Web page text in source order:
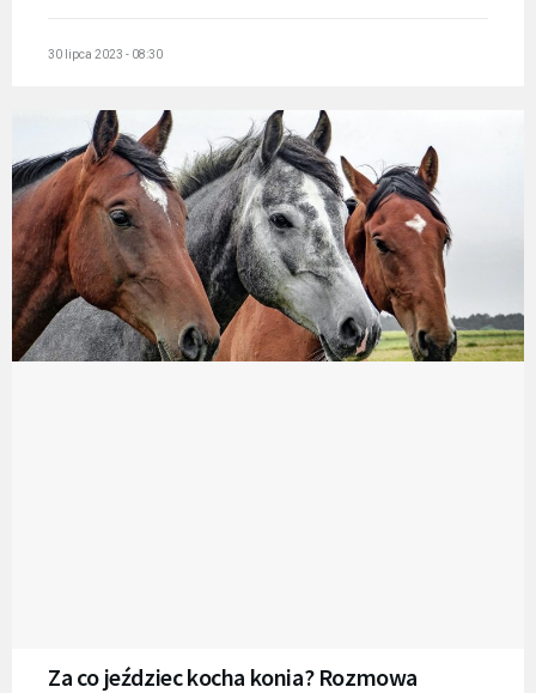
30 lipca 2023 - 08:30
Za co jeździec kocha konia? Rozmowa